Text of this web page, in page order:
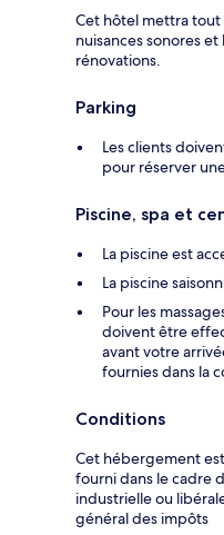
Cet hôtel mettra
nuisances sonores
rénovations.
Parking
Les clients
pour réserver
Piscine, spa et
La piscine est
La piscine
Pour les
doivent être
avant votre
fournies dans la
Conditions
Cet hébergement
fourni dans le cadre
industrielle ou
général des impôts